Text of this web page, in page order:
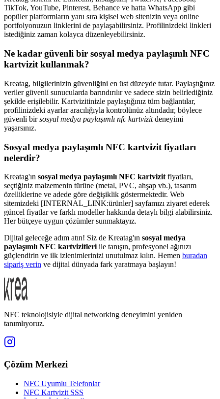
TikTok, YouTube, Pinterest, Behance ve hatta WhatsApp gibi
popüler platformların yanı sıra kişisel web sitenizin veya online
portfolyonuzun linklerini de paylaşabilirsiniz. Profilinizdeki linkleri
istediğiniz zaman kolayca düzenleyebilirsiniz.
Ne kadar güvenli bir sosyal medya paylaşımlı NFC
kartvizit kullanmak?
Kreatag, bilgilerinizin güvenliğini en üst düzeyde tutar. Paylaştığınız
veriler güvenli sunucularda barındırılır ve sadece sizin belirlediğiniz
şekilde erişilebilir. Kartvizitinizle paylaştığınız tüm bağlantılar,
profilinizdeki ayarlar aracılığıyla kontrolünüz altındadır, böylece
güvenli birsosyal medya paylaşımlı nfc kartvizitdeneyimi
yaşarsınız.
Sosyal medya paylaşımlı NFC kartvizit fiyatları
nelerdir?
Kreatag'ın sosyal medya paylaşımlı NFC kartvizit fiyatları,
seçtiğiniz malzemenin türüne (metal, PVC, ahşap vb.), tasarım
özelliklerine ve adede göre değişiklik göstermektedir. Web
sitemizdeki [INTERNAL_LINK:ürünler] sayfamızı ziyaret ederek
güncel fiyatlar ve farklı modeller hakkında detaylı bilgi alabilirsiniz.
Her bütçeye uygun çözümler sunmaktayız.
Dijital geleceğe adım atın! Siz de Kreatag'ın sosyal medya
paylaşımlı NFC kartvizitleri ile tanışın, profesyonel ağınızı
güçlendirin ve ilk izlenimlerinizi unutulmaz kılın. Hemen buradan
sipariş verin ve dijital dünyada fark yaratmaya başlayın!
NFC teknolojisiyle dijital networking deneyimini yeniden
tanımlıyoruz.
Çözüm Merkezi
NFC Uyumlu Telefonlar
NFC Kartvizit SSS